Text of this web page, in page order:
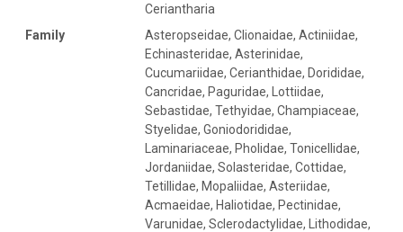
Ceriantharia
Family
Asteropseidae, Clionaidae, Actiniidae,
Echinasteridae, Asterinidae,
Cucumariidae, Cerianthidae, Dorididae,
Cancridae, Paguridae, Lottiidae,
Sebastidae, Tethyidae, Champiaceae,
Styelidae, Goniodorididae,
Laminariaceae, Pholidae, Tonicellidae,
Jordaniidae, Solasteridae, Cottidae,
Tetillidae, Mopaliidae, Asteriidae,
Acmaeidae, Haliotidae, Pectinidae,
Varunidae, Sclerodactylidae, Lithodidae,